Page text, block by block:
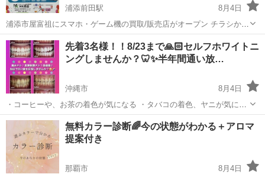
浦添前田駅
8月4日
浦添市屋富祖にスマホ・ゲーム機の買取/販売店がオープン チラシかイ
ンスタかこの投稿見たと伝えて貰えたら特典1をプレゼント 場所が浦
添の屋富祖通りの少し曲がった場所にあるので、 Google Mapで
（MK商会） と検索...
沖縄 浦添市 浦添前田駅 その他 インスタ
先着3名様！！8/23まで🙏🏻セルフホワイトニ
ングしませんか？🦷✨半年間通い放…
沖縄市
8月4日
・コーヒーや、お茶の着色が気になる ・タバコの着色、ヤニが気にな
る ・マスクを外す機会が増え 歯の色が気になってきた そうゆう時
は、セルフホワイトニングがおすすめです🦷✨ ・歯にダメージなし ・
痛みなし ...
沖縄 沖縄市 その他
無料カラー診断🌈今の状態がわかる＋アロマ
提案付き
那覇市
8月4日